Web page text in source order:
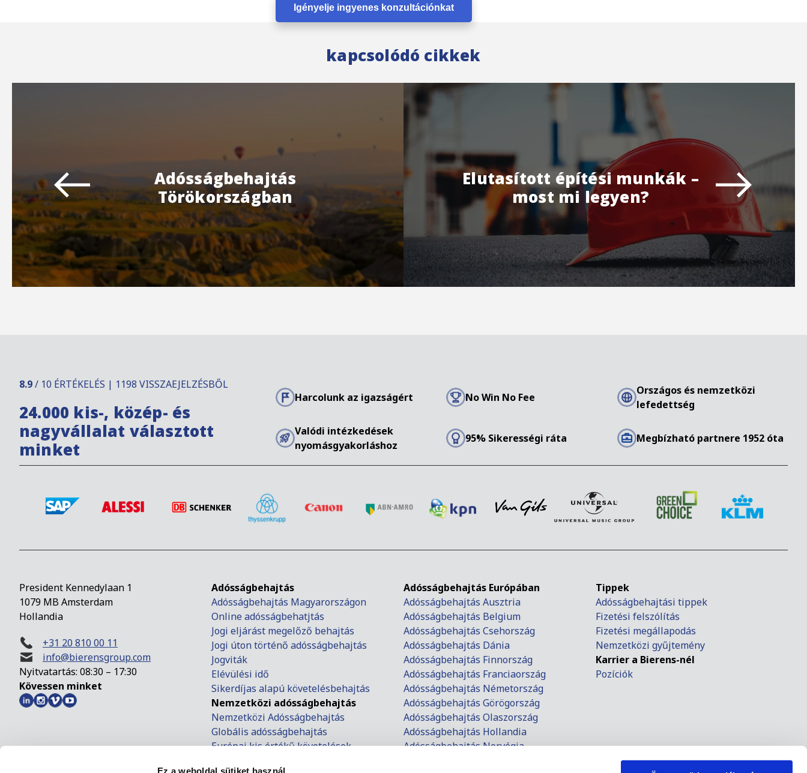
Ez a weboldal sütiket használ
Igényelje ingyenes konzultációnkat
kapcsolódó cikkek
Adósságbehajtás
Törökországban
Elutasított építési munkák –
most mi legyen?
8.9/ 10 ÉRTÉKELÉS | 1198 VISSZAEJELZÉSBŐL
24.000 kis-, közép- és
nagyvállalat választott
minket
Harcolunk az igazságért No Win No Fee
Országos és nemzetközi
lefedettség
Valódi intézkedések
nyomásgyakorláshoz
95% Sikerességi ráta Megbízható partnere 1952 óta
President Kennedylaan 1
1079 MB Amsterdam
Hollandia
+31 20 810 00 11
info@bierensgroup.com
Nyitvatartás: 08:30 – 17:30
Kövessen minket
Adósságbehajtás
Adósságbehajtás Magyarországon
Online adósságbehatjtás
Jogi eljárást megelőző behajtás
Jogi úton történő adósságbehajtás
Jogviták
Elévülési idő
Sikerdíjas alapú követelésbehajtás
Nemzetközi adósságbehajtás
Nemzetközi Adósságbehajtás
Globális adósságbehajtás
Európai kis értékű követelések
Adósságbehajtás Európában
Adósságbehajtás Ausztria
Adósságbehajtás Belgium
Adósságbehajtás Csehország
Adósságbehajtás Dánia
Adósságbehajtás Finnország
Adósságbehajtás Franciaország
Adósságbehajtás Németország
Adósságbehajtás Görögország
Adósságbehajtás Olaszország
Adósságbehajtás Hollandia
Adósságbehajtás Norvégia
Tippek
Adósságbehajtási tippek
Fizetési felszólítás
Fizetési megállapodás
Nemzetközi gyűjtemény
Karrier a Bierens-nél
Pozíciók